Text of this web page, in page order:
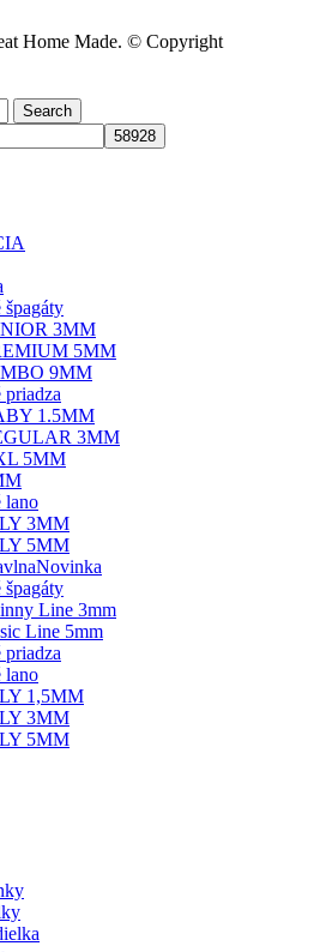
Home Made. © Copyright
Search
špagáty
3MM
5MM
9MM
priadza
1.5MM
3MM
5MM
lano
3MM
5MM
Novinka
špagáty
Line 3mm
Line 5mm
priadza
lano
1,5MM
3MM
5MM